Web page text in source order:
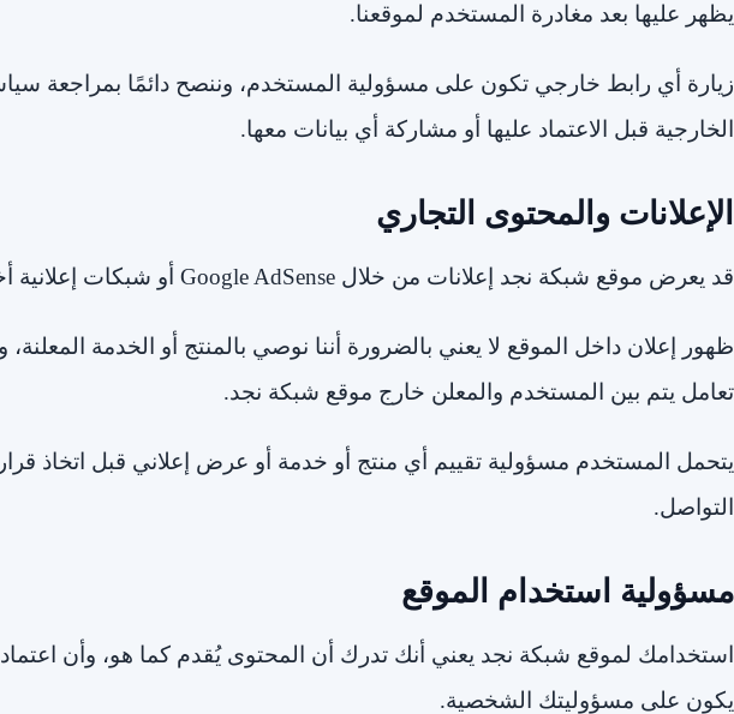
يظهر عليها بعد مغادرة المستخدم لموقعنا.
زيارة أي رابط خارجي تكون على مسؤولية المستخدم، وننصح دائمًا بمراجعة
الخارجية قبل الاعتماد عليها أو مشاركة أي بيانات معها.
الإعلانات والمحتوى التجاري
قد يعرض موقع شبكة نجد إعلانات من خلال Google AdSense أو شبكات إعلانية أخرى.
ظهور إعلان داخل الموقع لا يعني بالضرورة أننا نوصي بالمنتج أو الخدمة
تعامل يتم بين المستخدم والمعلن خارج موقع شبكة نجد.
يتحمل المستخدم مسؤولية تقييم أي منتج أو خدمة أو عرض إعلاني قبل اتخاذ
التواصل.
مسؤولية استخدام الموقع
استخدامك لموقع شبكة نجد يعني أنك تدرك أن المحتوى يُقدم كما هو، وأن
يكون على مسؤوليتك الشخصية.